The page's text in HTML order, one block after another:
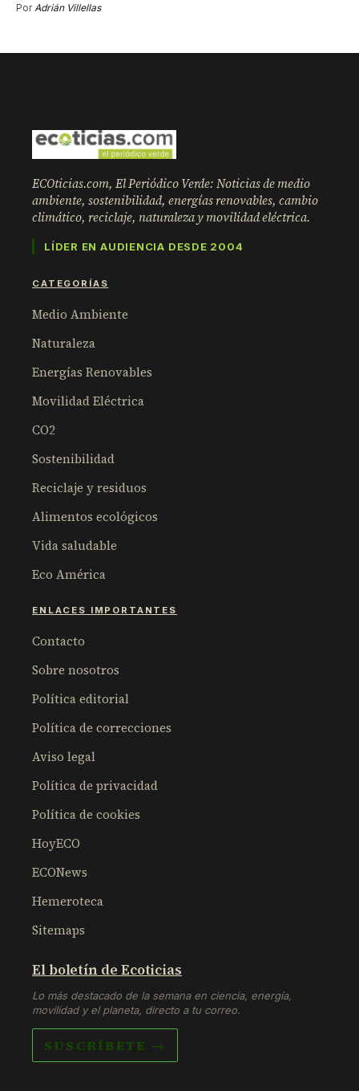
Por Adrián Villellas
ECOticias.com, El Periódico Verde: Noticias de medio
ambiente, sostenibilidad, energías renovables, cambio
climático, reciclaje, naturaleza y movilidad eléctrica.
LÍDER EN AUDIENCIA DESDE 2004
CATEGORÍAS
Medio Ambiente
Naturaleza
Energías Renovables
Movilidad Eléctrica
CO2
Sostenibilidad
Reciclaje y residuos
Alimentos ecológicos
Vida saludable
Eco América
ENLACES IMPORTANTES
Contacto
Sobre nosotros
Política editorial
Política de correcciones
Aviso legal
Política de privacidad
Política de cookies
HoyECO
ECONews
Hemeroteca
Sitemaps
El boletín de Ecoticias
Lo más destacado de la semana en ciencia, energía,
movilidad y el planeta, directo a tu correo.
SUSCRÍBETE →